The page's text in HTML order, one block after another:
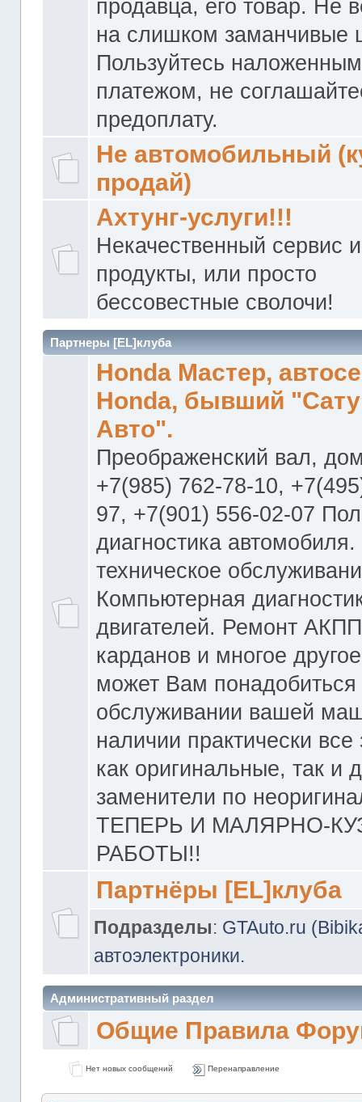
продавца, его товар. Не
на слишком заманчивые
Пользуйтесь наложенным
платежом, не
предоплату.
Не автомобильный
продай)
Ахтунг-услуги!!!
Некачественный сервис и
продукты, или просто
бессовестные сволочи!
Партнеры [EL]клуба
Honda Мастер,
Honda, бывший
Авто".
Преображенский вал,
+7(985) 762-78-10,
97, +7(901) 556-02-07
диагностика
техническое
Компьютерная
двигателей. Ремонт
карданов и многое
может Вам понадобиться
обслуживании вашей
наличии практически все
как оригинальные, так и
заменители по
ТЕПЕРЬ И МАЛЯРНО-
РАБОТЫ!!
Партнёры [EL]клуба
Подразделы: GTAuto.ru
автоэлектроники.
Административный раздел
Общие Правила
Нет новых сообщений Перенаправление